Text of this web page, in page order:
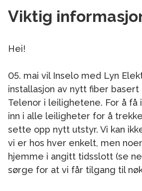
Viktig
Hei!
05. mai vil Inselo med Lyn
installasjon av nytt fiber
Telenor i leilighetene. For å få
inn i alle leiligheter for å
sette opp nytt utstyr. Vi kan
vi er hos hver enkelt, men
hjemme i angitt tidsslott (se
sørge for at vi får tilgang til